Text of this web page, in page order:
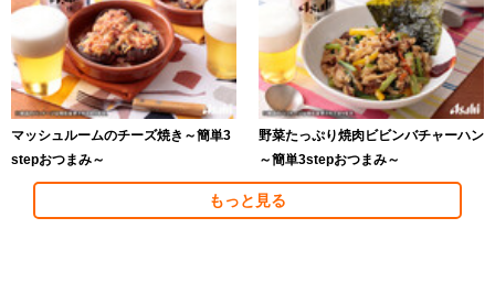
マッシュルームのチーズ焼き～簡単3
stepおつまみ～
野菜たっぷり焼肉ビビンバチャーハン
～簡単3stepおつまみ～
もっと見る